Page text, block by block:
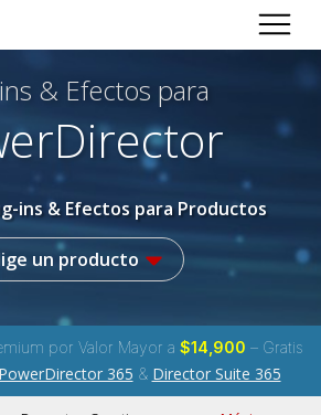
& Efectos para
ins & Efectos para Productos
un producto
por Valor Mayor a $14,900 – Gratis
PowerDirector 365 & Director Suite 365